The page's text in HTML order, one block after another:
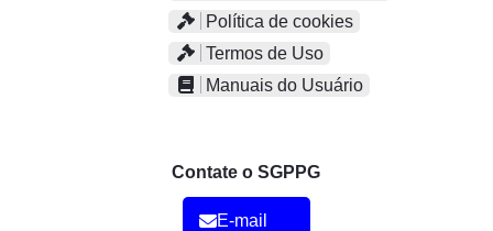
Política de cookies
Termos de Uso
Manuais do Usuário
Contate o SGPPG
E-mail